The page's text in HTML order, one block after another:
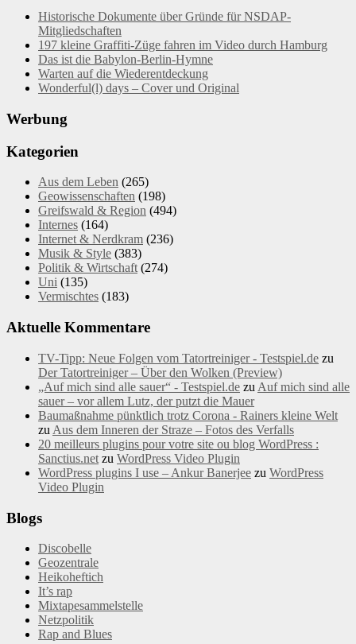
Historische Dokumente über Gründe für NSDAP-
Mitgliedschaften
197 kleine Graffiti-Züge fahren im Video durch Hamburg
Das ist die Babylon-Berlin-Hymne
Warten auf die Wiederentdeckung
Wonderful(l) days – Cover und Original
Werbung
Kategorien
Aus dem Leben (265)
Geowissenschaften (198)
Greifswald & Region (494)
Internes (164)
Internet & Nerdkram (236)
Musik & Style (383)
Politik & Wirtschaft(274)
Uni (135)
Vermischtes (183)
Aktuelle Kommentare
TV-Tipp: Neue Folgen vom Tatortreiniger - Testspiel.de zu
Der Tatortreiniger – Über den Wolken (Preview)
„Auf mich sind alle sauer“ - Testspiel.de zu Auf mich sind alle
sauer – vor allem Lutz, der putzt die Mauer
Baumaßnahme pünktlich trotz Corona - Rainers kleine Welt
zu Aus dem Inneren der Straze – Fotos des Verfalls
20 meilleurs plugins pour votre site ou blog WordPress :
Sanctius.net zu WordPress Video Plugin
WordPress plugins I use – Ankur Banerjee zu WordPress
Video Plugin
Blogs
Discobelle
Geozentrale
Heikoheftich
It’s rap
Mixtapesammelstelle
Netzpolitik
Rap and Blues